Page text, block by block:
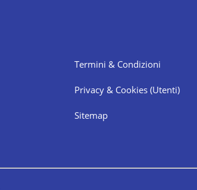
Termini & Condizioni
Privacy & Cookies (Utenti)
Sitemap